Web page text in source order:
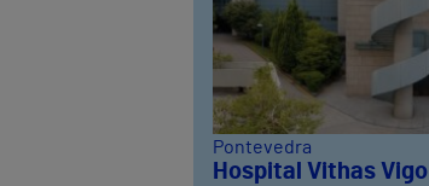
Pontevedra
Hospital Vithas Vigo